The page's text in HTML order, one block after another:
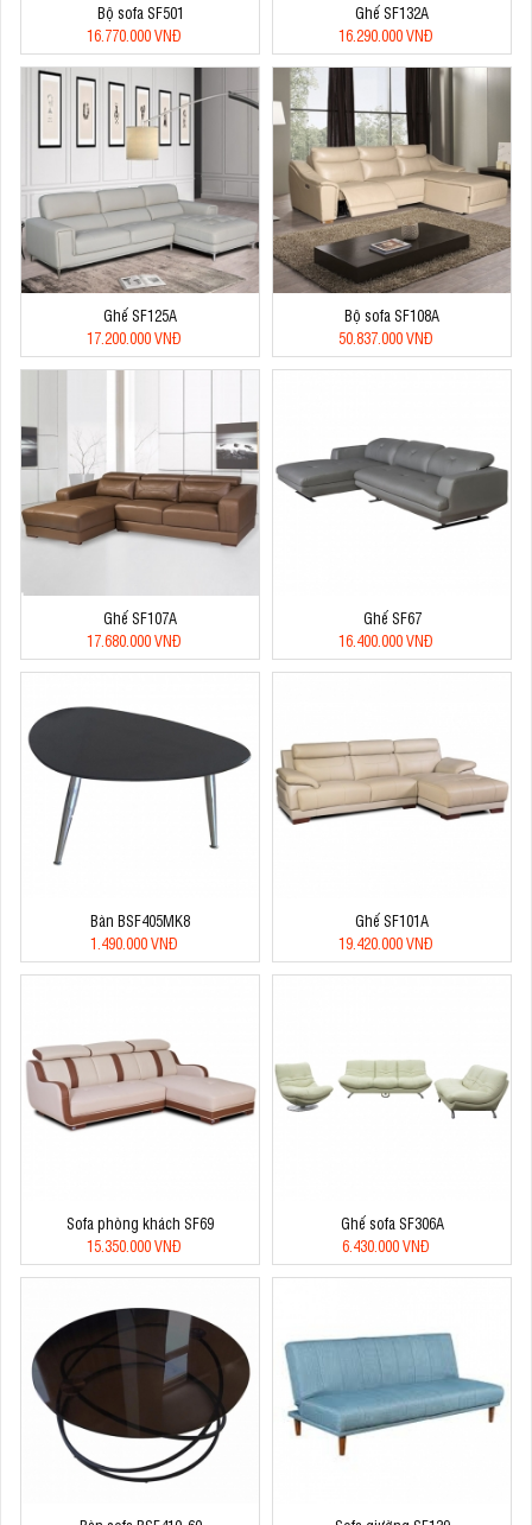
Bộ sofa SF501
16.770.000 VNĐ
Ghế SF132A
16.290.000 VNĐ
Ghế SF125A
17.200.000 VNĐ
Bộ sofa SF108A
50.837.000 VNĐ
Ghế SF107A
17.680.000 VNĐ
Ghế SF67
16.400.000 VNĐ
Bàn BSF405MK8
1.490.000 VNĐ
Ghế SF101A
19.420.000 VNĐ
Sofa phòng khách SF69
15.350.000 VNĐ
Ghế sofa SF306A
6.430.000 VNĐ